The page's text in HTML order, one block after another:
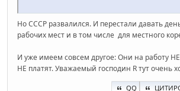
Но СССР развалился. И перестали давать
рабочих мест и в том числе для местного
И уже имеем совсем другое: Они на работу
НЕ платят. Уважаемый господин R тут очень
QQ